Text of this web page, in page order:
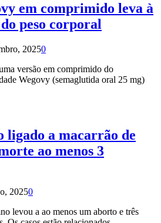
em comprimido leva à
peso corporal
20250
versão em comprimido do
Wegovy (semaglutida oral 25 mg)
ligado a macarrão de
ao menos 3
20250
levou a ao menos um aborto e três